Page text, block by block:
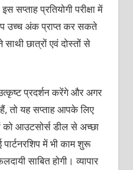
प्रतियोगी परीक्षा में
उच्‍च अंक प्राप्‍त कर सकते
छात्रों एवं दोस्‍तों से
प्रदर्शन करेंगे और अगर
तो यह सप्‍ताह आपके लिए
को आउटसोर्स डील से अच्‍छा
में भी काम शुरू
साबित होगी। व्‍यापार